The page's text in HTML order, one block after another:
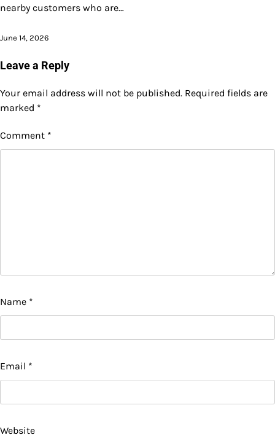
nearby customers who are…
June 14, 2026
Leave a Reply
Your email address will not be published. Required fields are
marked *
Comment *
Name *
Email *
Website